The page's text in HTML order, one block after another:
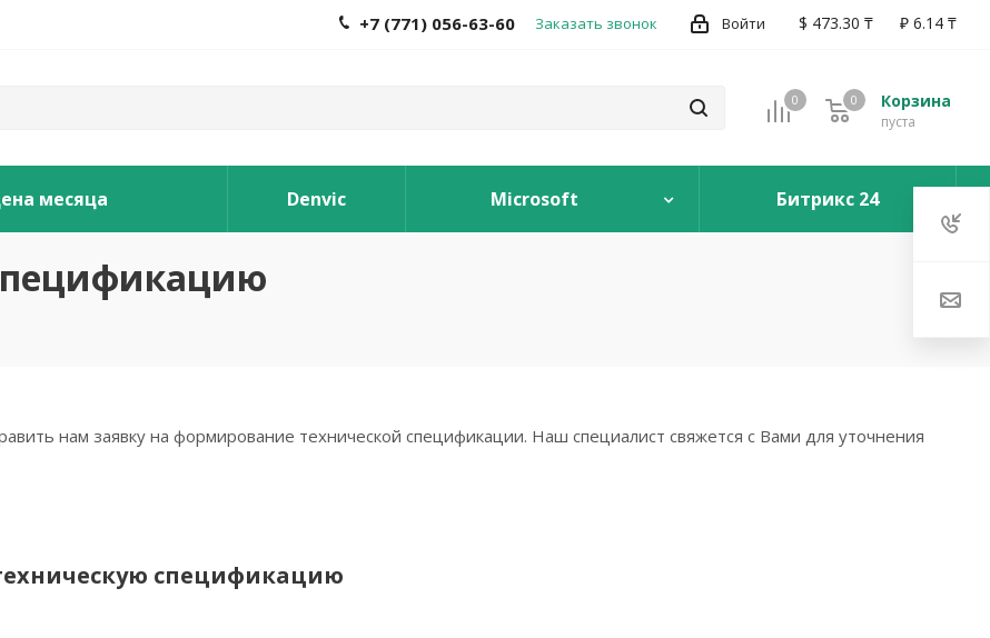
$ 473.30 ₸ ₽ 6.14 ₸
Войти
+7 (771) 056-63-60 Заказать звонок
0 Корзина
0
пуста
0
месяца Denvic Microsoft Битрикс 24
нам заявку на формирование технической спецификации. Наш специалист свяжется с Вами для уточнения
спецификацию